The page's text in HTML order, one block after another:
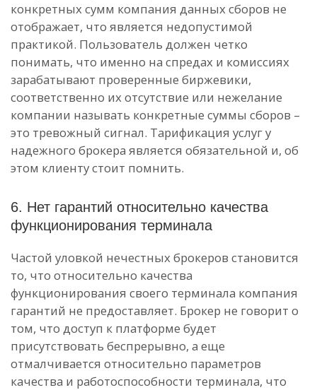
конкретных сумм компания данных сборов не
отображает, что является недопустимой
практикой. Пользователь должен четко
понимать, что именно на спредах и комиссиях
зарабатывают проверенные биржевики,
соответственно их отсутствие или нежелание
компании называть конкретные суммы сборов –
это тревожный сигнал. Тарификация услуг у
надежного брокера является обязательной и, об
этом клиенту стоит помнить.
6. Нет гарантий относительно качества
функционирования терминала
Частой уловкой нечестных брокеров становится
то, что относительно качества
функционирования своего терминала компания
гарантий не предоставляет. Брокер не говорит о
том, что доступ к платформе будет
присутствовать беспрерывно, а еще
отмалчивается относительно параметров
качества и работоспособности терминала, что